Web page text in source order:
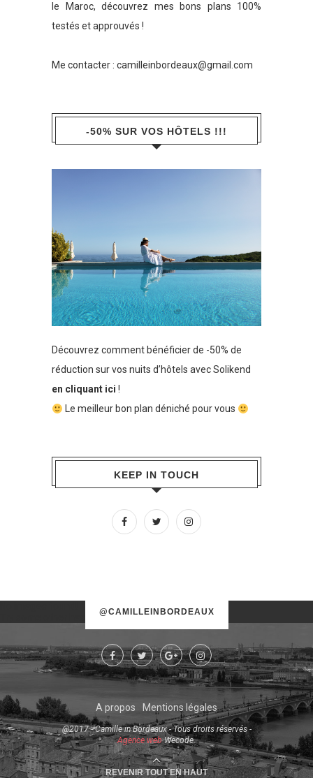
le Maroc, découvrez mes bons plans 100%
testés et approuvés !
Me contacter : camilleinbordeaux@gmail.com
-50% SUR VOS HÔTELS !!!
Découvrez comment bénéficier de -50% de
réduction sur vos nuits d’hôtels avec Solikend
en cliquant ici !
Le meilleur bon plan déniché pour vous
KEEP IN TOUCH
@CAMILLEINBORDEAUX
Try some other hashtag or username
A propos Mentions légales
@2017 - Camille in Bordeaux - Tous droits réservés -
Agence webWecode.
REVENIR TOUT EN HAUT